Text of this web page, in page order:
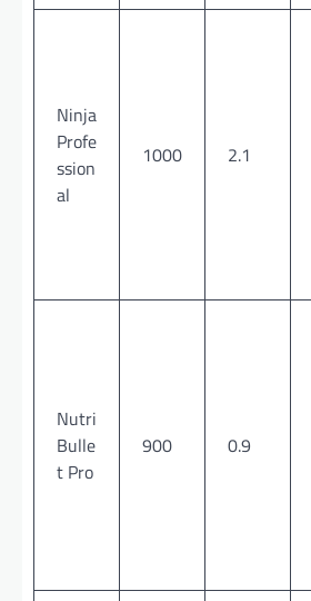
Ninja
Profe
ssion
al
1000 2.1
Nutri
Bulle
t Pro
900 0.9